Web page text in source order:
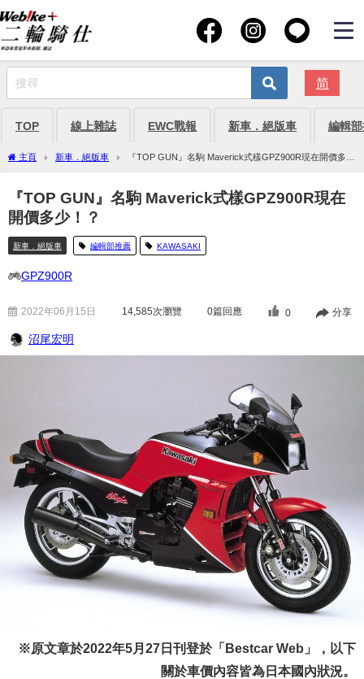
简
TOP 線上雜誌 EWC戰報 新車．絕版車 編輯
主頁 新車．絕版車
『TOP GUN』名駒 Maverick式樣GPZ900R現在開價多
少！？
『TOP GUN』名駒 Maverick式樣GPZ900R現在
開價多少！？
新車．絕版車 編輯部推薦 KAWASAKI
GPZ900R
2022年06月15日 14,585次瀏覽 0篇回應 0 分享
沼尾宏明
※原文章於2022年5月27日刊登於「Bestcar Web」，以下
關於車價內容皆為日本國內狀況。